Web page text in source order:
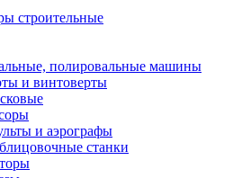
строительные
полировальные машины
и винтоверты
и аэрографы
станки